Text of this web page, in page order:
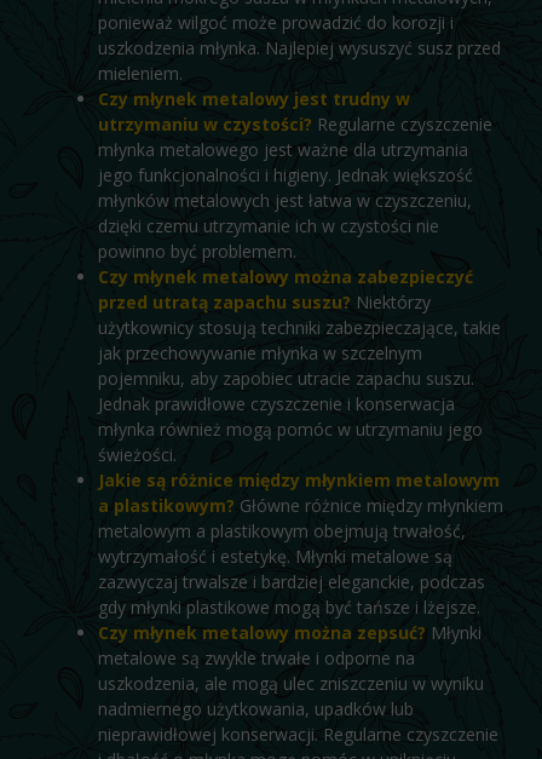
ponieważ wilgoć może prowadzić do korozji i
uszkodzenia młynka. Najlepiej wysuszyć susz przed
mieleniem.
Czy młynek metalowy jest trudny w
utrzymaniu w czystości? Regularne czyszczenie
młynka metalowego jest ważne dla utrzymania
jego funkcjonalności i higieny. Jednak większość
młynków metalowych jest łatwa w czyszczeniu,
dzięki czemu utrzymanie ich w czystości nie
powinno być problemem.
Czy młynek metalowy można zabezpieczyć
przed utratą zapachu suszu? Niektórzy
użytkownicy stosują techniki zabezpieczające, takie
jak przechowywanie młynka w szczelnym
pojemniku, aby zapobiec utracie zapachu suszu.
Jednak prawidłowe czyszczenie i konserwacja
młynka również mogą pomóc w utrzymaniu jego
świeżości.
Jakie są różnice między młynkiem metalowym
a plastikowym? Główne różnice między młynkiem
metalowym a plastikowym obejmują trwałość,
wytrzymałość i estetykę. Młynki metalowe są
zazwyczaj trwalsze i bardziej eleganckie, podczas
gdy młynki plastikowe mogą być tańsze i lżejsze.
Czy młynek metalowy można zepsuć? Młynki
metalowe są zwykle trwałe i odporne na
uszkodzenia, ale mogą ulec zniszczeniu w wyniku
nadmiernego użytkowania, upadków lub
nieprawidłowej konserwacji. Regularne czyszczenie